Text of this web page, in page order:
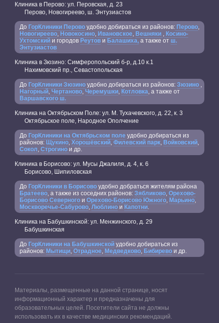
Клиника в Перово: ул. Перовская, д. 23
Перово, Новогиреево, ш. Энтузиастов
До ГорКлиники Перово удобно добираться из районов: Перово
Новогиреево Новокосино Ивановское Вешняки
Косино-
Ухтомский и городов Реутов и Балашиха, а также от ш.
Энтузиастов
Клиника в Зюзино: Симферопольский б-р, д.10 к.1
Нахимовский пр., Севастопольская
До ГорКлиники Зюзино удобно добираться из районов: Зюзино
Нагорный Чертаново Черемушки Котловка , а также от
Варшавского ш.
Клиника на Октябрьском Поле: ул. М. Тухачевского, д. 22, к. 3
Октябрьское поле, Народное Ополчение
До ГорКлиники на Октябрьском поле удобно добираться из
районов: Щукино Хорошёвский Филевский парк Войковский
Сокол Строгино и др.
Клиника в Борисово: ул. Мусы Джалиля, д. 4, к. 6
Борисово, Шипиловская
До ГорКлиники в Борисово удобно добраться жителям района
Братеево , а также из соседних районов: Зябликово Орехово-
Борисово Северного и Орехово-Борисово Южного Марьино
Москворечье-Сабурово Люблино и Капотни
Клиника на Бабушкинской: ул. Менжинского, д. 29
Бабушкинская
До ГорКлиники на Бабушкинской удобно добираться из
районов: Мытищи Отрадное Медведково Бибирево и др.
Материалы, размещенные на данной странице, носят
информационный характер и предназначены для
образовательных целей. Посетители сайта не должны
использовать их в качестве медицинских рекомендаций.